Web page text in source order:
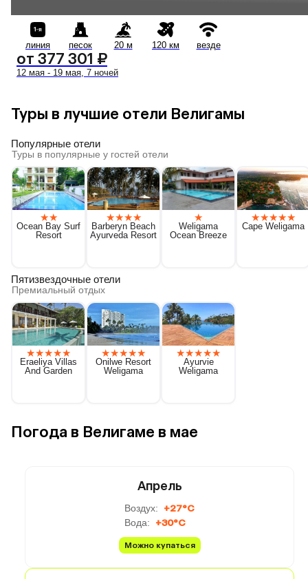
линия песок 20 м 120 км везде
от 377 301 ₽
12 мая - 19 мая, 7 ночей
Туры в лучшие отели Велигамы
Популярные отели
Туры в популярные у гостей отели
★★
Ocean Bay Surf
Resort
★★★★
Barberyn Beach
Ayurveda Resort
★
Weligama
Ocean Breeze
★★★★★
Cape Weligama
Пятизвездочные отели
Премиальный отдых
★★★★★
Eraeliya Villas
And Garden
★★★★★
Onilwe Resort
Weligama
★★★★★
Ayurvie
Weligama
Погода в Велигаме в мае
Апрель
Воздух: +27°C
Вода: +30°C
Можно купаться